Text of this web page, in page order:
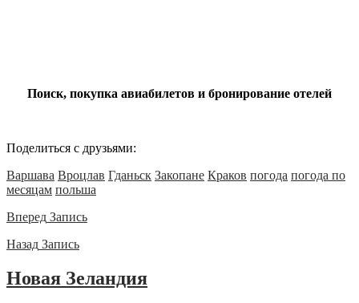
Поиск, покупка авиабилетов и бронирование отелей
Поделиться с друзьями:
Варшава Вроцлав Гданьск Закопане Краков погода погода по
месяцам польша
Вперед Запись
Назад Запись
Новая Зеландия